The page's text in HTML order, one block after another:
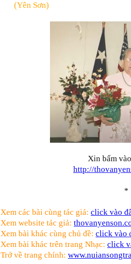
(Yên Sơn)
Xin bấm
http://
*
Xem các bài cùng tác giả: click vào
Xem website tác giả:
Xem bài khác cùng chủ đề: click vào
Xem bài khác trên trang Nhạc: click
Trở về trang chính: